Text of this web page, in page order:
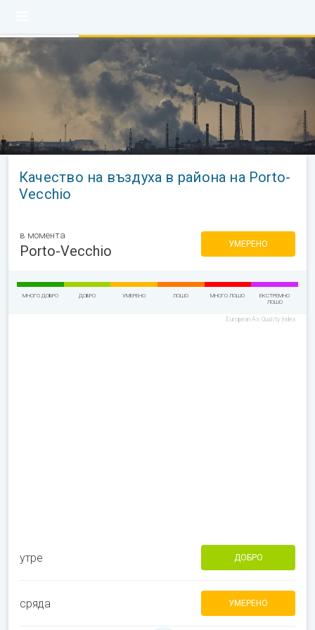
Качество на въздуха в района на Porto-
Vecchio
в момента
Porto-Vecchio УМЕРЕНО
МНОГО ДОБРО ДОБРО УМЕРЕНО ЛОШО МНОГО ЛОШО
ЕКСТРЕМНО
ЛОШО
European Air Quality Index
утре ДОБРО
сряда УМЕРЕНО